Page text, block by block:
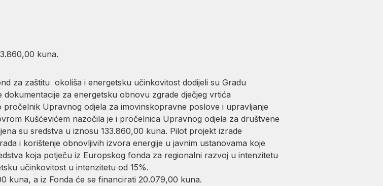
kuna.
za zaštitu okoliša i energetsku učinkovitost dodijeli su Gradu
za energetsku obnovu zgrade dječjeg vrtića
Upravnog odjela za imovinskopravne poslove i upravljanje
Kušćevićem nazočila je i pročelnica Upravnog odjela za društvene
su sredstva u iznosu 133.860,00 kuna. Pilot projekt izrade
i korištenje obnovljivih izvora energije u javnim ustanovama koje
koja potječu iz Europskog fonda za regionalni razvoj u intenzitetu
učinkovitost u intenzitetu od 15%.
kuna, a iz Fonda će se financirati 20.079,00 kuna.